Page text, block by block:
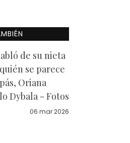
de su nieta
se parece
Oriana
Dybala - Fotos
06 mar 2026